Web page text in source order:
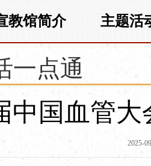
教馆简介 主题活
一点通
中国血管大
2025-